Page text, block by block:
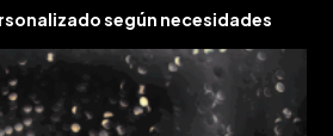
según necesidades